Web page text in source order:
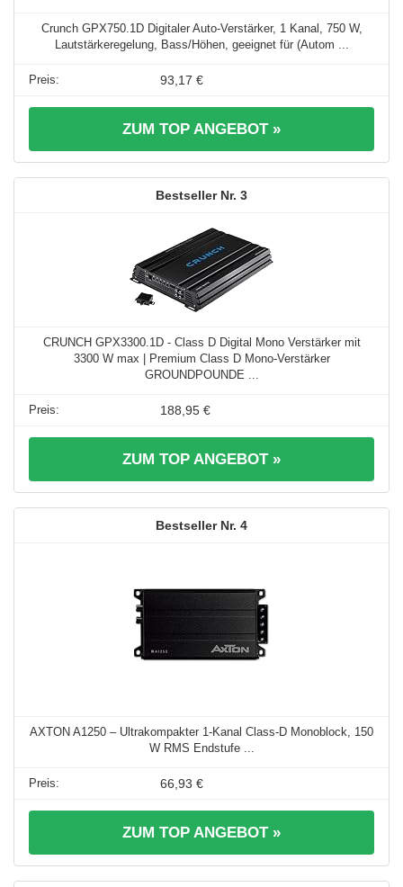
Crunch GPX750.1D Digitaler Auto-Verstärker, 1 Kanal, 750 W,
Lautstärkeregelung, Bass/Höhen, geeignet für (Autom ...
93,17 €
ZUM TOP ANGEBOT »
3
CRUNCH GPX3300.1D - Class D Digital Mono Verstärker mit
3300 W max | Premium Class D Mono-Verstärker
GROUNDPOUNDE ...
188,95 €
ZUM TOP ANGEBOT »
4
AXTON A1250 – Ultrakompakter 1-Kanal Class-D Monoblock, 150
W RMS Endstufe ...
66,93 €
ZUM TOP ANGEBOT »